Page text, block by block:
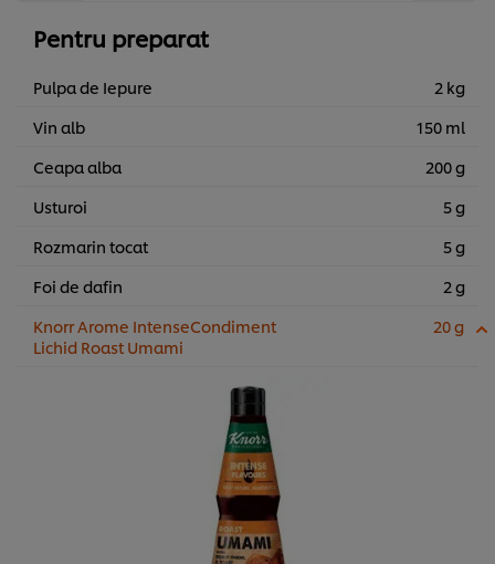
Pentru preparat
Pulpa de Iepure
2 kg
Vin alb
150 ml
Ceapa alba
200 g
Usturoi
5 g
Rozmarin tocat
5 g
Foi de dafin
2 g
Knorr Arome IntenseCondiment
Lichid Roast Umami
20 g